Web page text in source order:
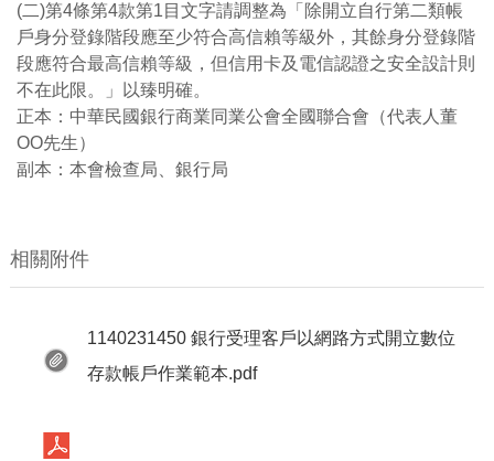
(二)第4條第4款第1目文字請調整為「除開立自行第二類帳
戶身分登錄階段應至少符合高信賴等級外，其餘身分登錄階
段應符合最高信賴等級，但信用卡及電信認證之安全設計則
不在此限。」以臻明確。
正本：中華民國銀行商業同業公會全國聯合會（代表人董
OO先生）
副本：本會檢查局、銀行局
相關附件
1140231450 銀行受理客戶以網路方式開立數位
存款帳戶作業範本.pdf